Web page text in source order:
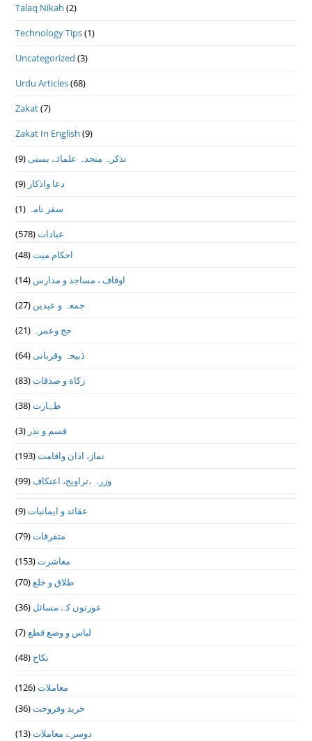
Talaq Nikah (2)
Technology Tips(1)
Uncategorized (3)
Urdu Articles(68)
Zakat(7)
Zakat In English (9)
تذكرہ متحدہ علمائے بستى(9)
دعا واذكار (9)
سفر نامہ (1)
عبادات(578)
احکام میت(48)
اوقاف ، مساجد و مدارس (14)
جمعہ و عیدین (27)
حج وعمرہ (21)
ذبیحہ وقربانی(64)
زکاة و صدقات(83)
طہارت(38)
قسم و نذر (3)
نماز، اذان واقامت(193)
وزرہ ،تراويح، اعتكاف(99)
عقائد و ایمانیات(9)
متفرقات(79)
معاشرت(153)
طلاق و خلع(70)
عورتوں کے مسائل (36)
لباس و وضع قطع(7)
نکاح (48)
معاملات(126)
خرید وفروخت(36)
دوسرے معاملات(13)